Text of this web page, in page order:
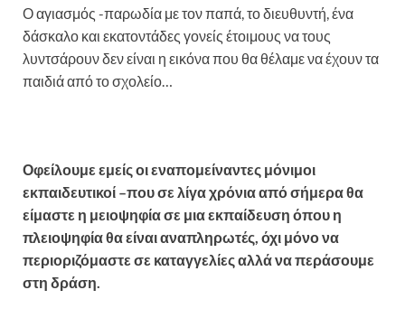
Ο αγιασμός -παρωδία με τον παπά, το διευθυντή, ένα
δάσκαλο και εκατοντάδες γονείς έτοιμους να τους
λυντσάρουν δεν είναι η εικόνα που θα θέλαμε να έχουν τα
παιδιά από το σχολείο…
Οφείλουμε εμείς οι εναπομείναντες μόνιμοι
εκπαιδευτικοί –που σε λίγα χρόνια από σήμερα θα
είμαστε η μειοψηφία σε μια εκπαίδευση όπου η
πλειοψηφία θα είναι αναπληρωτές, όχι μόνο να
περιοριζόμαστε σε καταγγελίες αλλά να περάσουμε
στη δράση.